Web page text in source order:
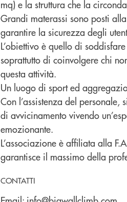
mq) e la struttura che la
Grandi materassi sono posti
garantire la sicurezza degli
L’obiettivo è quello di
soprattutto di coinvolgere chi
questa attività.
Un luogo di sport ed
Con l’assistenza del personale,
di avvicinamento vivendo
emozionante.
L’associazione è affiliata alla
garantisce il massimo della
CONTATTI